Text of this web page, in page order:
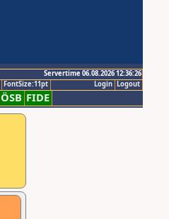
Servertime 06.08.2026 12:36:26
Logout
Login
FontSize:11pt
ÖSB FIDE